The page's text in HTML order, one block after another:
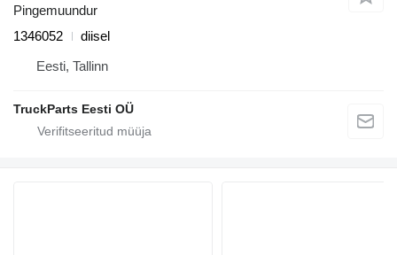
Pingemuundur
1346052
diisel
Eesti, Tallinn
TruckParts Eesti OÜ